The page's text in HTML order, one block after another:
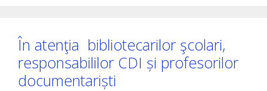
În atenţia bibliotecarilor şcolari,
responsabililor CDI și profesorilor
documentariști